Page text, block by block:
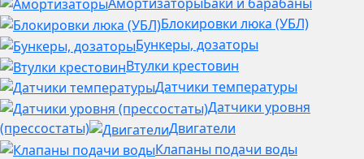
Блокировки люка (УБЛ)
Бункеры, дозаторы
Втулки крестовин
Датчики температуры
Датчики уровня
(прессостаты)
Двигатели
Клапаны подачи воды